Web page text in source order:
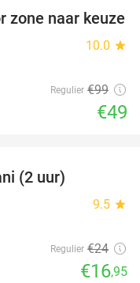
51%
zone naar keuze
10.0 star
Regulier €99
€49
(2 uur)
9.5 star
Regulier €24
€16,95